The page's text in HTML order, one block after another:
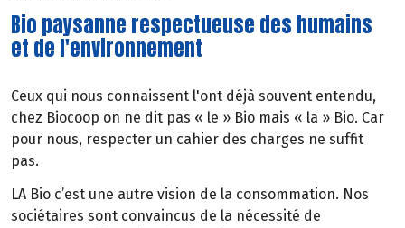
Bio paysanne respectueuse des humains
et de l'environnement
Ceux qui nous connaissent l'ont déjà souvent entendu,
chez Biocoop on ne dit pas « le » Bio mais « la » Bio. Car
pour nous, respecter un cahier des charges ne suffit
pas.
LA Bio c’est une autre vision de la consommation. Nos
sociétaires sont convaincus de la nécessité de